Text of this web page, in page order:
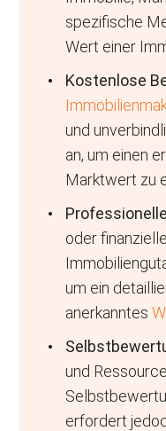
spezifische
Wert einer
Kostenlose
und
an, um einen
Marktwert zu
oder
um ein
anerkanntes
und
erfordert